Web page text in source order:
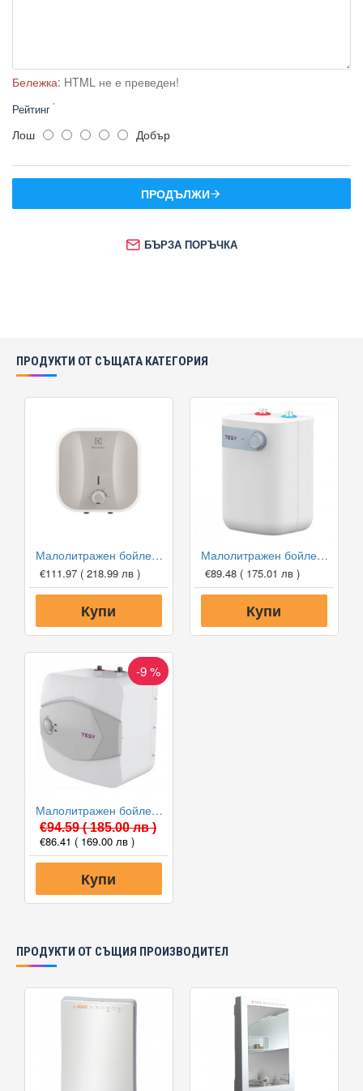
Бележка: HTML не е преведен!
Рейтинг
Лош Добър
ПРОДЪЛЖИ
БЪРЗА ПОРЪЧКА
ПРОДУКТИ ОТ СЪЩАТА КАТЕГОРИЯ
Малолитражен бойлер Electrolux EWH 10 Q O - над мивка
€111.97 ( 218.99 лв )
Купи
Малолитражен бойлер TESY GCU 0515 M02 RC 5л - под мивка
€89.48 ( 175.01 лв )
Купи
-9 %
Малолитражен бойлер TESY GCU 0715 G01 RC 6.5л - под мивка
€94.59( 185.00 лв )
€86.41 ( 169.00 лв )
Купи
ПРОДУКТИ ОТ СЪЩИЯ ПРОИЗВОДИТЕЛ